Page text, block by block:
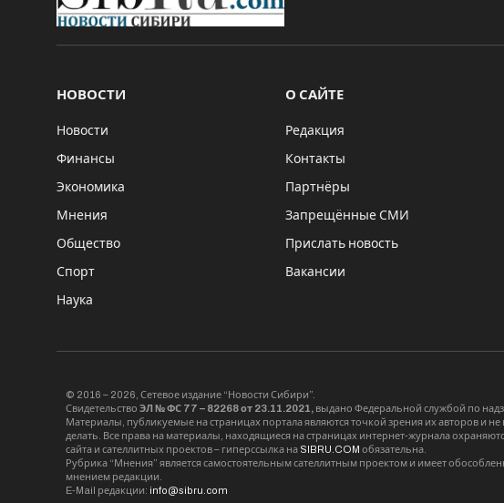
НОВОСТИ
Новости
Финансы
Экономика
Мнения
Общество
Спорт
Наука
О САЙТЕ
Редакция
Контакты
Партнёры
Запрещённые СМИ
Прислать новость
Вакансии
© 2016 – 2026, Сетевое издание “Новости Сибири”.
Свидетельство ЭЛ № ФС 77 – 82268 от 23.11.2021, выдано Федеральной службой по
Материалы, публикуемые на страницах портала являются точкой зрения их авторов и
делать. Все права на материалы, находящиеся на страницах интернет-журнала
сайта и сателлитных проектов – гиперссылка на SIBRU.COM обязательна.
Рубрика “Мнения” является самостоятельным сателлитным проектом и имеет
мнением редакции.
E-Mail редакции: info@sibru.com